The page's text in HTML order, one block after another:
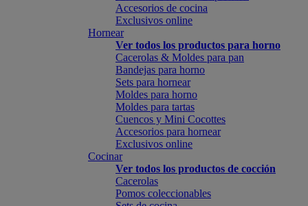
Accesorios de cocina
Exclusivos online
Hornear
Ver todos los productos para horno
Cacerolas & Moldes para pan
Bandejas para horno
Sets para hornear
Moldes para horno
Moldes para tartas
Cuencos y Mini Cocottes
Accesorios para hornear
Exclusivos online
Cocinar
Ver todos los productos de cocción
Cacerolas
Pomos coleccionables